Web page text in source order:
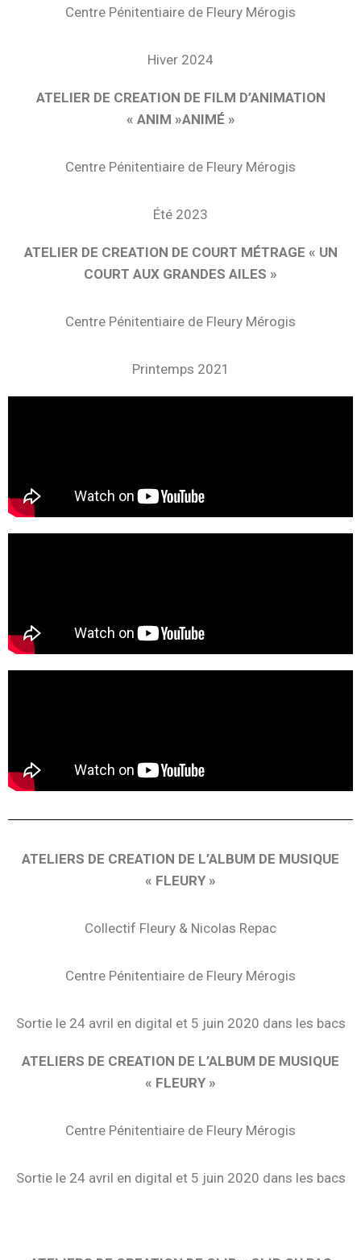
Centre Pénitentiaire de Fleury Mérogis
Hiver 2024
ATELIER DE CREATION DE FILM D’ANIMATION
« ANIM »ANIMÉ »
Centre Pénitentiaire de Fleury Mérogis
Été 2023
ATELIER DE CREATION DE COURT MÉTRAGE « UN
COURT AUX GRANDES AILES »
Centre Pénitentiaire de Fleury Mérogis
Printemps 2021
ATELIERS DE CREATION DE L’ALBUM DE MUSIQUE
« FLEURY »
Collectif Fleury & Nicolas Repac
Centre Pénitentiaire de Fleury Mérogis
Sortie le 24 avril en digital et 5 juin 2020 dans les bacs
ATELIERS DE CREATION DE L’ALBUM DE MUSIQUE
« FLEURY »
Centre Pénitentiaire de Fleury Mérogis
Sortie le 24 avril en digital et 5 juin 2020 dans les bacs